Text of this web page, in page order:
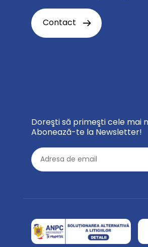
Contact
Doreşti să primeşti cele mai
Abonează-te la Newsletter!